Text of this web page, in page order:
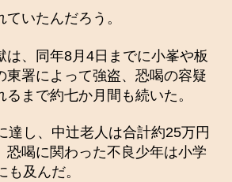
いたんだろう。
は、同年8月4日までに小峯や板
東署によって強盗、恐喝の容疑
まで約七か月間も続いた。
達し、中辻老人は合計約25万円
恐喝に関わった不良少年は小学
及んだ。